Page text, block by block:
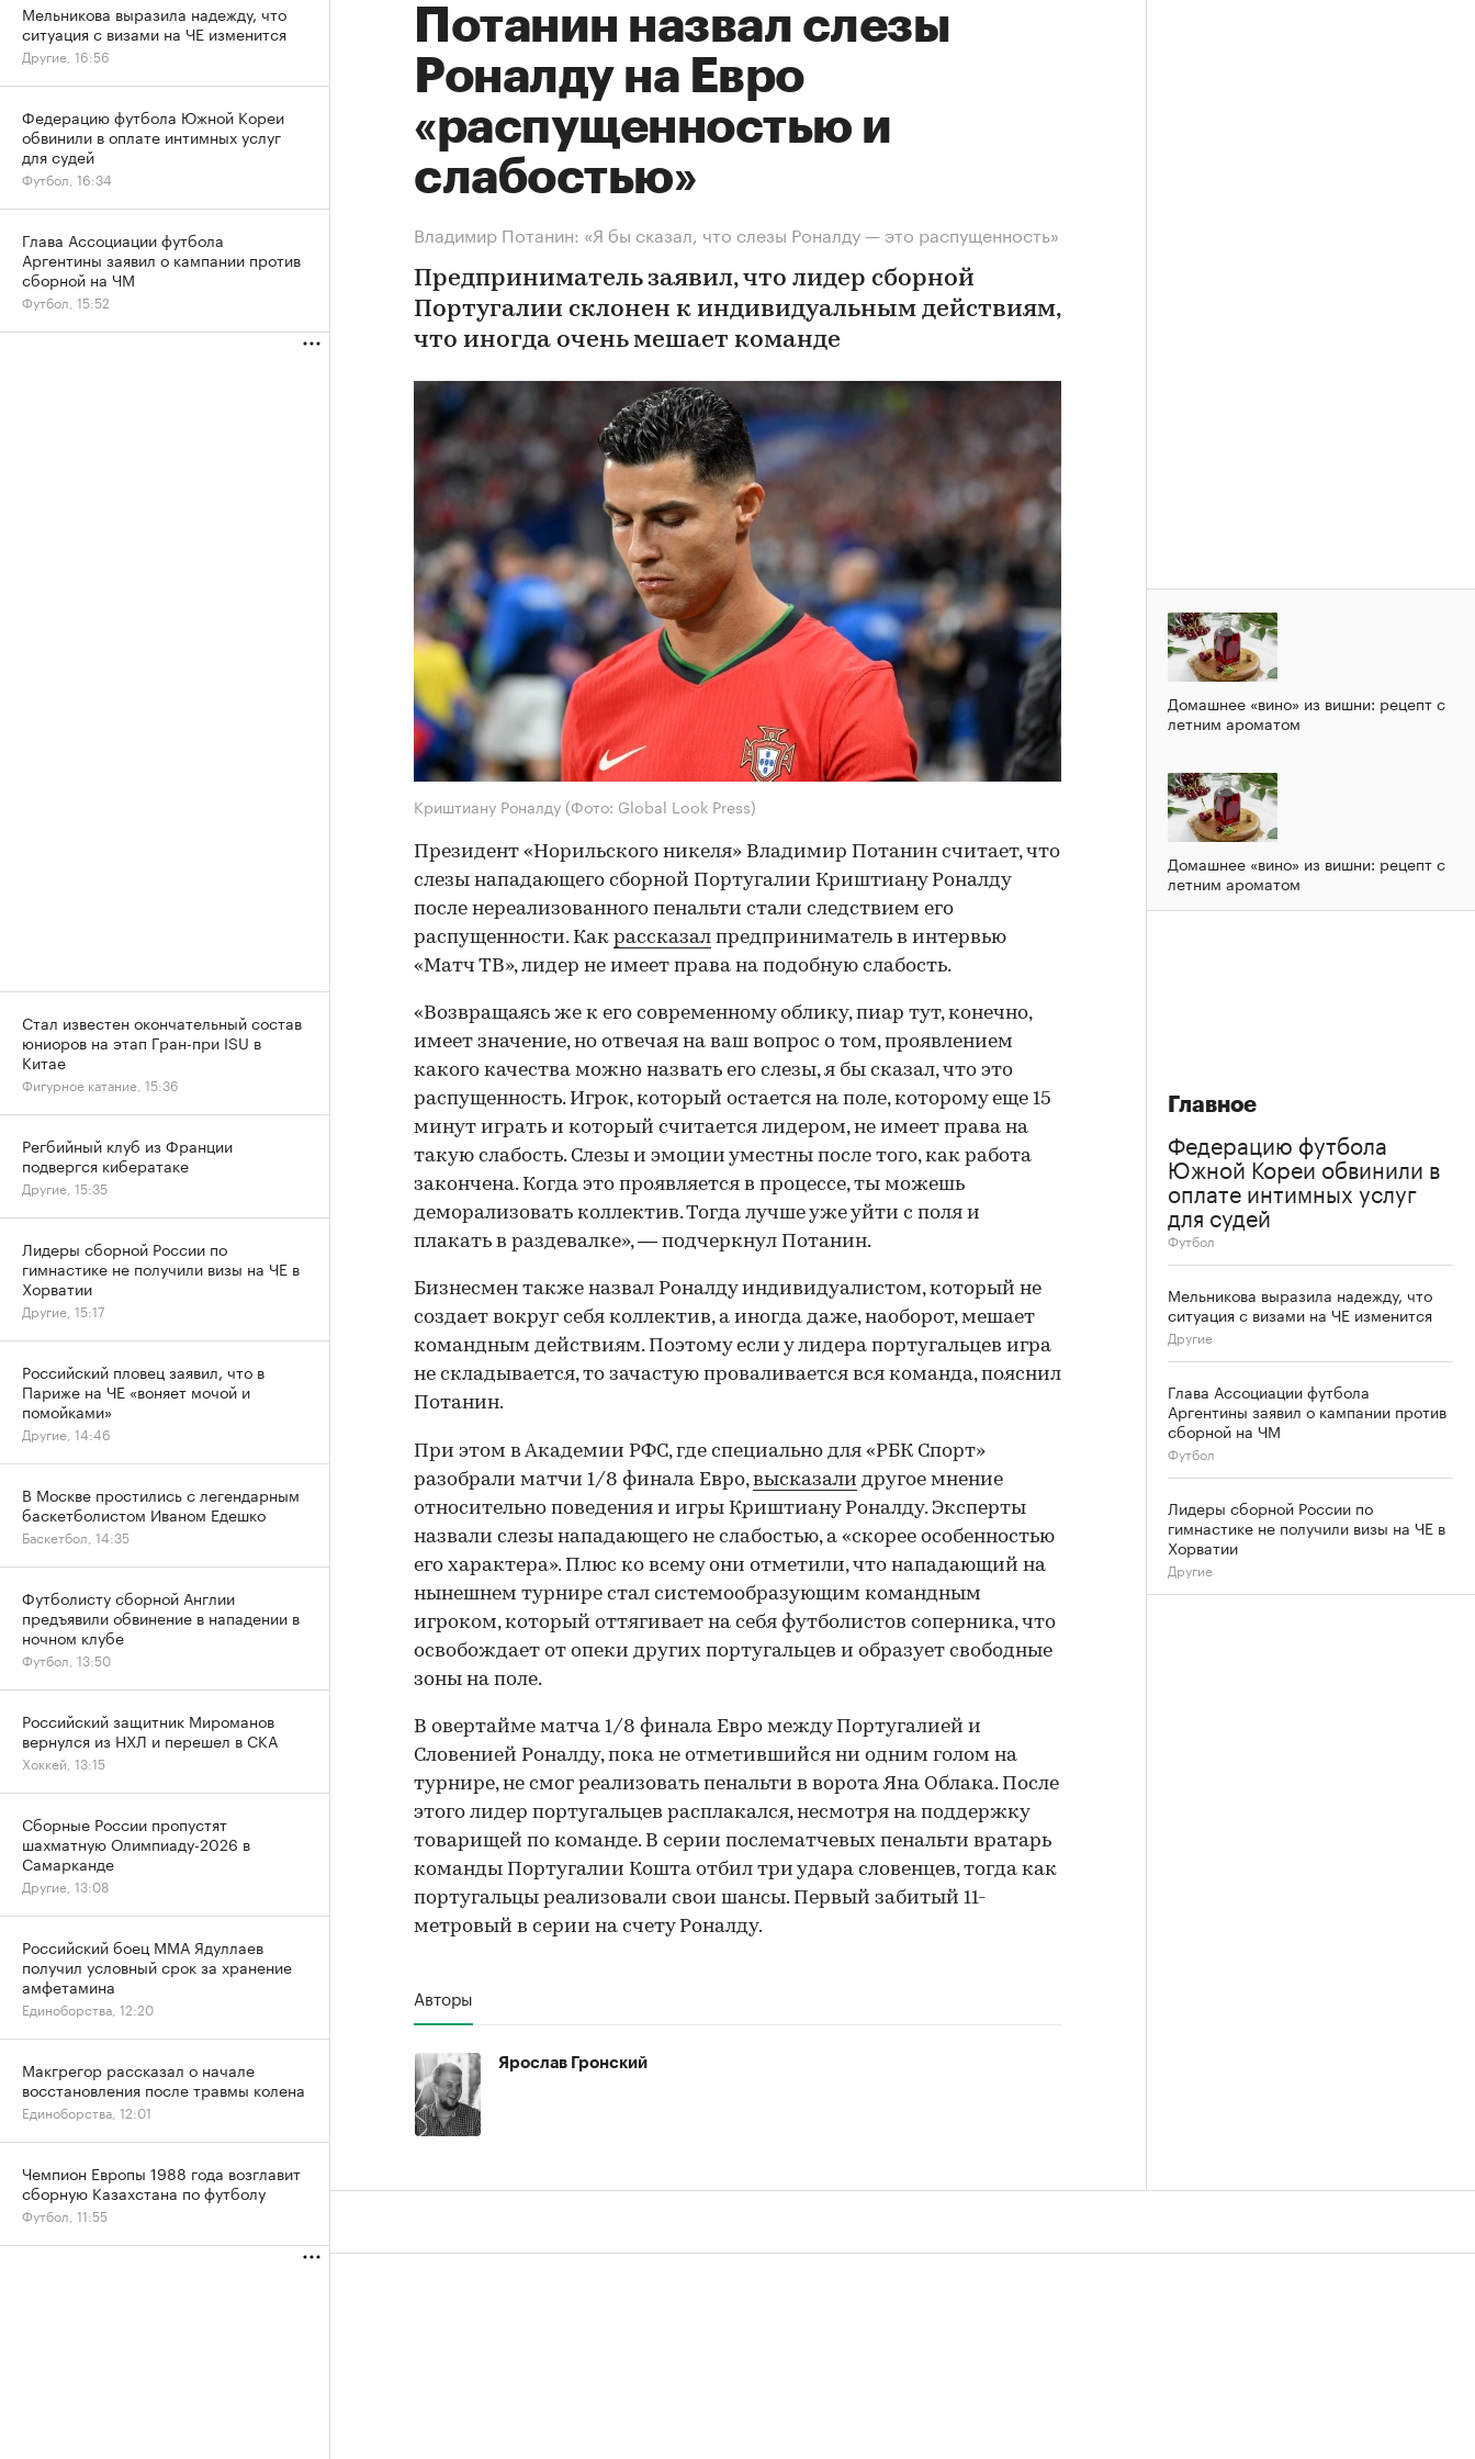
Потанин назвал слезы
Роналду на Евро
«распущенностью и
слабостью»
Владимир Потанин: «Я бы сказал, что слезы Роналду — это распущенность»
Предприниматель заявил, что лидер сборной
Португалии склонен к индивидуальным действиям,
что иногда очень мешает команде
Криштиану Роналду (Фото: Global Look Press)
Президент «Норильского никеля» Владимир Потанин считает, что
слезы нападающего сборной Португалии Криштиану Роналду
после нереализованного пенальти стали следствием его
распущенности. Как рассказал предприниматель в интервью
«Матч ТВ», лидер не имеет права на подобную слабость.
«Возвращаясь же к его современному облику, пиар тут, конечно,
имеет значение, но отвечая на ваш вопрос о том, проявлением
какого качества можно назвать его слезы, я бы сказал, что это
распущенность. Игрок, который остается на поле, которому еще 15
минут играть и который считается лидером, не имеет права на
такую слабость. Слезы и эмоции уместны после того, как работа
закончена. Когда это проявляется в процессе, ты можешь
деморализовать коллектив. Тогда лучше уже уйти с поля и
плакать в раздевалке», — подчеркнул Потанин.
Бизнесмен также назвал Роналду индивидуалистом, который не
создает вокруг себя коллектив, а иногда даже, наоборот, мешает
командным действиям. Поэтому если у лидера португальцев игра
не складывается, то зачастую проваливается вся команда, пояснил
Потанин.
При этом в Академии РФС, где специально для «РБК Спорт»
разобрали матчи 1/8 финала Евро,высказали другое мнение
относительно поведения и игры Криштиану Роналду. Эксперты
назвали слезы нападающего не слабостью, а «скорее особенностью
его характера». Плюс ко всему они отметили, что нападающий на
нынешнем турнире стал системообразующим командным
игроком, который оттягивает на себя футболистов соперника, что
освобождает от опеки других португальцев и образует свободные
зоны на поле.
В овертайме матча 1/8 финала Евро между Португалией и
Словенией Роналду, пока не отметившийся ни одним голом на
турнире, не смог реализовать пенальти в ворота Яна Облака. После
этого лидер португальцев расплакался, несмотря на поддержку
товарищей по команде. В серии послематчевых пенальти вратарь
команды Португалии Кошта отбил три удара словенцев, тогда как
португальцы реализовали свои шансы. Первый забитый 11-
метровый в серии на счету Роналду.
Авторы
Ярослав Гронский
Домашнее «вино» из вишни: рецепт с
летним ароматом
Домашнее «вино» из вишни: рецепт с
летним ароматом
Главное
Федерацию футбола
Южной Кореи обвинили в
оплате интимных услуг
для судей
Футбол
Мельникова выразила надежду, что
ситуация с визами на ЧЕ изменится
Другие
Глава Ассоциации футбола
Аргентины заявил о кампании против
сборной на ЧМ
Футбол
Лидеры сборной России по
гимнастике не получили визы на ЧЕ в
Хорватии
Другие
Мельникова выразила надежду, что
ситуация с визами на ЧЕ изменится
Другие, 16:56
Федерацию футбола Южной Кореи
обвинили в оплате интимных услуг
для судей
Футбол, 16:34
Глава Ассоциации футбола
Аргентины заявил о кампании против
сборной на ЧМ
Футбол, 15:52
Стал известен окончательный состав
юниоров на этап Гран-при ISU в
Китае
Фигурное катание, 15:36
Регбийный клуб из Франции
подвергся кибератаке
Другие, 15:35
Лидеры сборной России по
гимнастике не получили визы на ЧЕ в
Хорватии
Другие, 15:17
Российский пловец заявил, что в
Париже на ЧЕ «воняет мочой и
помойками»
Другие, 14:46
В Москве простились с легендарным
баскетболистом Иваном Едешко
Баскетбол, 14:35
Футболисту сборной Англии
предъявили обвинение в нападении в
ночном клубе
Футбол, 13:50
Российский защитник Мироманов
вернулся из НХЛ и перешел в СКА
Хоккей, 13:15
Сборные России пропустят
шахматную Олимпиаду-2026 в
Самарканде
Другие, 13:08
Российский боец ММА Ядуллаев
получил условный срок за хранение
амфетамина
Единоборства, 12:20
Макгрегор рассказал о начале
восстановления после травмы колена
Единоборства, 12:01
Чемпион Европы 1988 года возглавит
сборную Казахстана по футболу
Футбол, 11:55